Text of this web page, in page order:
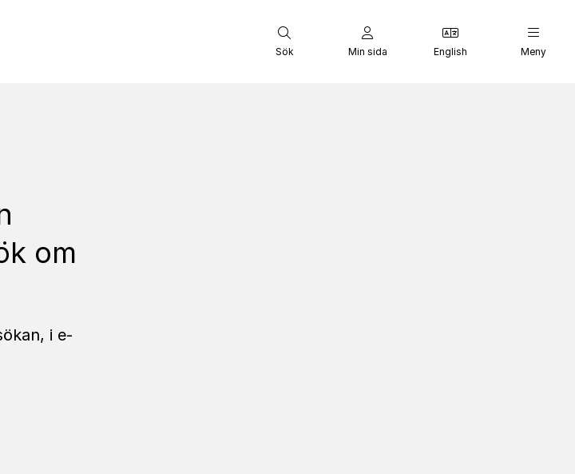
Sök Min sida English Meny
om
i e-